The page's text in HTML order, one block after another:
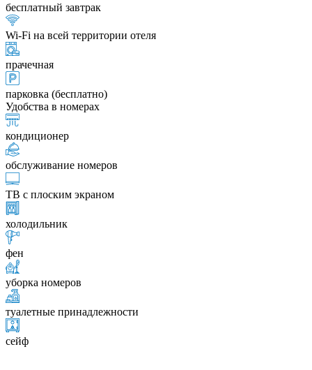
бесплатный завтрак
Wi-Fi на всей территории отеля
прачечная
парковка (бесплатно)
Удобства в номерах
кондиционер
обслуживание номеров
ТВ с плоским экраном
холодильник
фен
уборка номеров
туалетные принадлежности
сейф